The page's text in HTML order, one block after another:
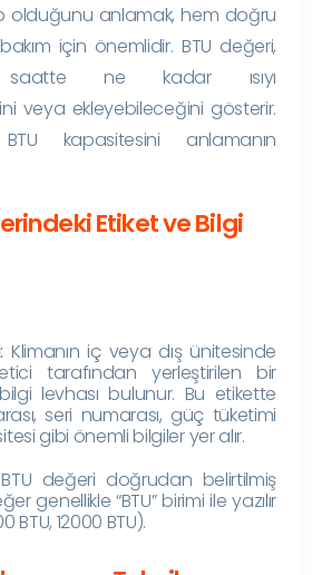
olduğunu anlamak, hem doğru
için önemlidir. BTU değeri,
ne kadar ısıyı
veya ekleyebileceğini gösterir.
kapasitesini anlamanın
Etiket ve Bilgi
Klimanın iç veya dış ünitesinde
tarafından yerleştirilen bir
levhası bulunur. Bu etikette
seri numarası, güç tüketimi
gibi önemli bilgiler yer alır.
BTU değeri doğrudan belirtilmiş
genellikle “BTU” birimi ile yazılır
BTU, 12000 BTU).